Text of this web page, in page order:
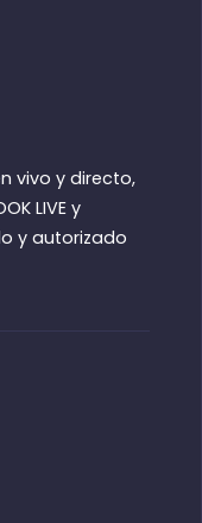
vivo y directo,
LIVE y
y autorizado